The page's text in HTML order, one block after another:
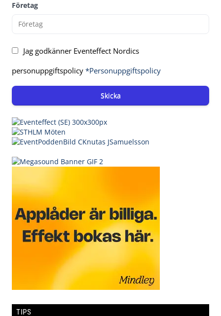
Företag
Jag godkänner Eventeffect Nordics
personuppgiftspolicy *Personuppgiftspolicy
Skicka
TIPS